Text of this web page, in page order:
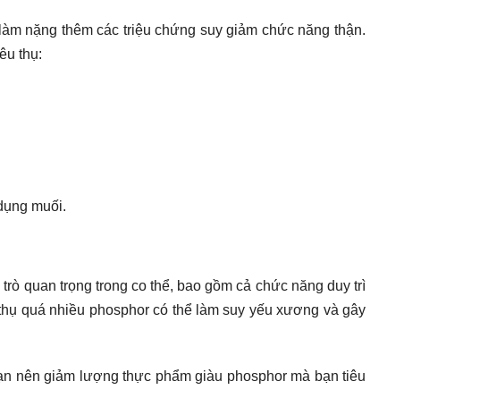
nặng thêm các triệu chứng suy giảm chức năng thận.
thụ:
muối.
quan trọng trong co thể, bao gồm cả chức năng duy trì
quá nhiều phosphor có thể làm suy yếu xương và gây
nên giảm lượng thực phẩm giàu phosphor mà bạn tiêu